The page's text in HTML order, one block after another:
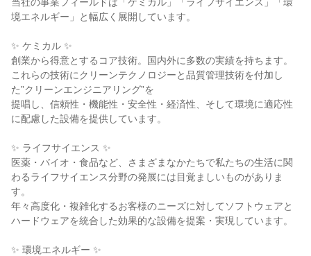
境エネルギー」と幅広く展開しています。
✨ ケミカル ✨
創業から得意とするコア技術。国内外に多数の実績を持ちます。
これらの技術にクリーンテクノロジーと品質管理技術を付加し
た”クリーンエンジニアリング”を
提唱し、信頼性・機能性・安全性・経済性、そして環境に適応性
に配慮した設備を提供しています。
✨ ライフサイエンス ✨
医薬・バイオ・食品など、さまざまなかたちで私たちの生活に関
わるライフサイエンス分野の発展には目覚ましいものがありま
す。
年々高度化・複雑化するお客様のニーズに対してソフトウェアと
ハードウェアを統合した効果的な設備を提案・実現しています。
✨ 環境エネルギー ✨